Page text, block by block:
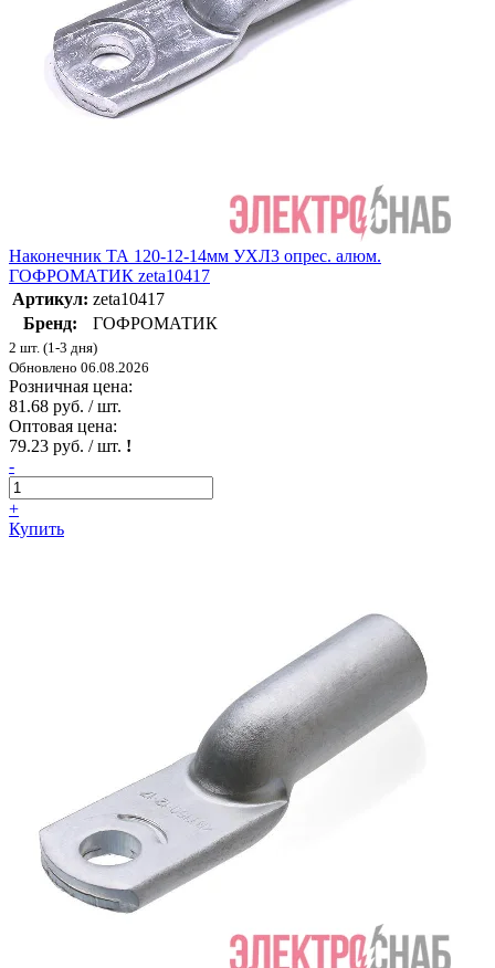
Наконечник ТА 120-12-14мм УХЛ3 опрес. алюм.
ГОФРОМАТИК zeta10417
Артикул: zeta10417
Бренд:
ГОФРОМАТИК
2 шт. (1-3 дня)
Обновлено 06.08.2026
Розничная цена:
81.68 руб. / шт.
Оптовая цена:
79.23 руб. / шт. !
-
+
Купить